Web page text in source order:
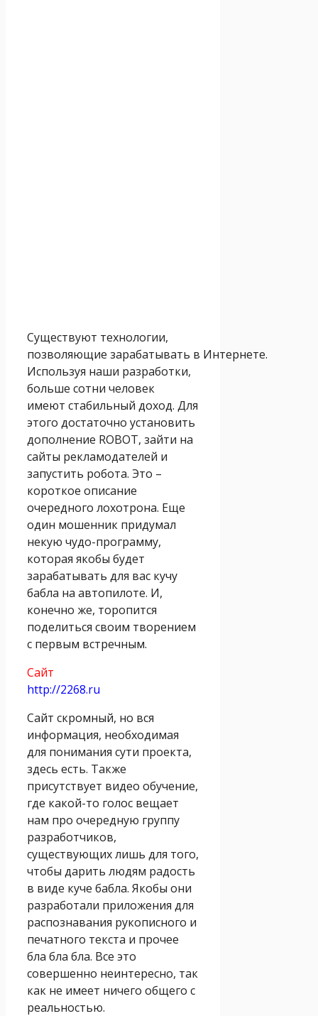
Существуют технологии,
позволяющие зарабатывать в Интернете.
Используя наши разработки,
больше сотни человек
имеют стабильный доход. Для
этого достаточно установить
дополнение ROBOT, зайти на
сайты рекламодателей и
запустить робота. Это –
короткое описание
очередного лохотрона. Еще
один мошенник придумал
некую чудо-программу,
которая якобы будет
зарабатывать для вас кучу
бабла на автопилоте. И,
конечно же, торопится
поделиться своим творением
с первым встречным.
Сайт
http://2268.ru
Сайт скромный, но вся
информация, необходимая
для понимания сути проекта,
здесь есть. Также
присутствует видео обучение,
где какой-то голос вещает
нам про очередную группу
разработчиков,
существующих лишь для того,
чтобы дарить людям радость
в виде куче бабла. Якобы они
разработали приложения для
распознавания рукописного и
печатного текста и прочее
бла бла бла. Все это
совершенно неинтересно, так
как не имеет ничего общего с
реальностью.